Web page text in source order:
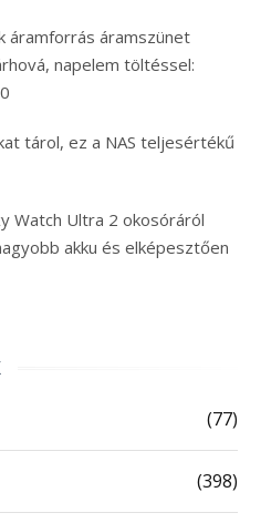
áramforrás áramszünet
napelem töltéssel:
tárol, ez a NAS teljesértékű
Watch Ultra 2 okosóráról
akku és elképesztően
(77)
(398)